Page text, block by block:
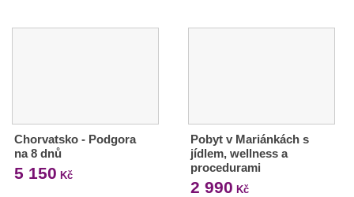
Chorvatsko - Podgora
na 8 dnů
5 150 Kč
Pobyt v Mariánkách s
jídlem, wellness a
procedurami
2 990 Kč